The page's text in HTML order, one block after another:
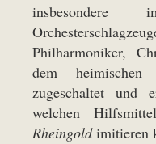
Philharmoniker,
dem
zugeschaltet und
welchen
Rheingoldimitieren